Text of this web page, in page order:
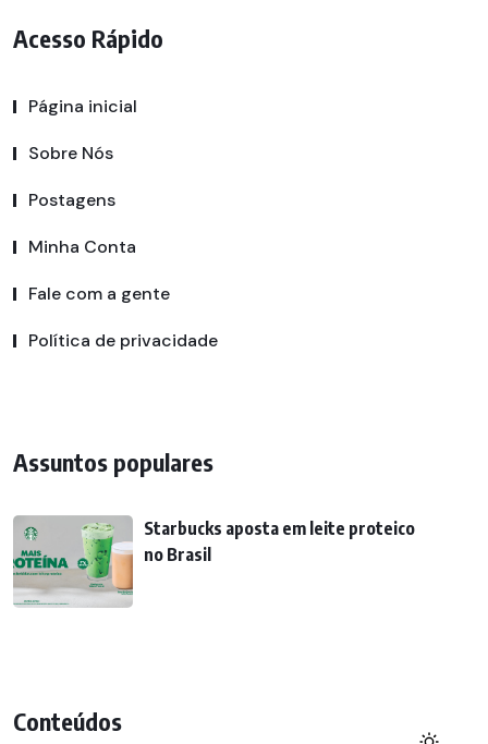
Acesso Rápido
Página inicial
Sobre Nós
Postagens
Minha Conta
Fale com a gente
Política de privacidade
Assuntos populares
Starbucks aposta em leite proteico
no Brasil
Conteúdos